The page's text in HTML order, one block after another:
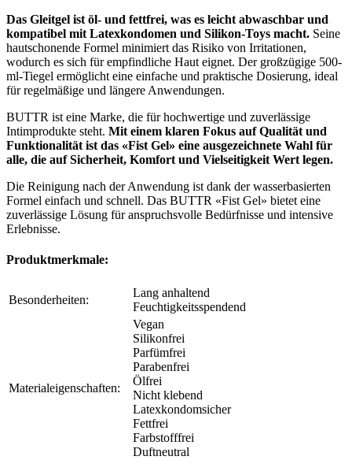
Das Gleitgel ist öl- und fettfrei, was es leicht abwaschbar und
kompatibel mit Latexkondomen und Silikon-Toys macht. Seine
hautschonende Formel minimiert das Risiko von Irritationen,
wodurch es sich für empfindliche Haut eignet. Der großzügige 500-
ml-Tiegel ermöglicht eine einfache und praktische Dosierung, ideal
für regelmäßige und längere Anwendungen.
BUTTR ist eine Marke, die für hochwertige und zuverlässige
Intimprodukte steht. Mit einem klaren Fokus auf Qualität und
Funktionalität ist das «Fist Gel» eine ausgezeichnete Wahl für
alle, die auf Sicherheit, Komfort und Vielseitigkeit Wert legen.
Die Reinigung nach der Anwendung ist dank der wasserbasierten
Formel einfach und schnell. Das BUTTR «Fist Gel» bietet eine
zuverlässige Lösung für anspruchsvolle Bedürfnisse und intensive
Erlebnisse.
Produktmerkmale:
Besonderheiten:
Lang anhaltend
Feuchtigkeitsspendend
Materialeigenschaften:
Vegan
Silikonfrei
Parfümfrei
Parabenfrei
Ölfrei
Nicht klebend
Latexkondomsicher
Fettfrei
Farbstofffrei
Duftneutral